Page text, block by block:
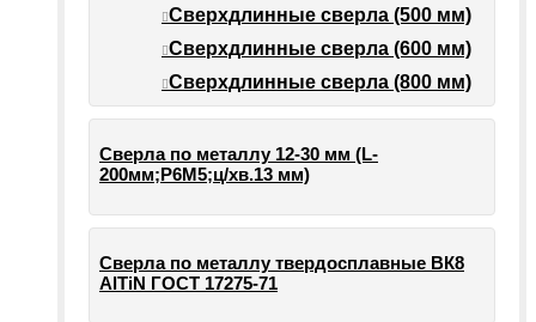
Сверхдлинные сверла (500 мм)
Сверхдлинные сверла (600 мм)
Сверхдлинные сверла (800 мм)
Сверла по металлу 12-30 мм (L-
200мм;Р6М5;ц/хв.13 мм)
Сверла по металлу твердосплавные ВК8
AlTiN ГОСТ 17275-71